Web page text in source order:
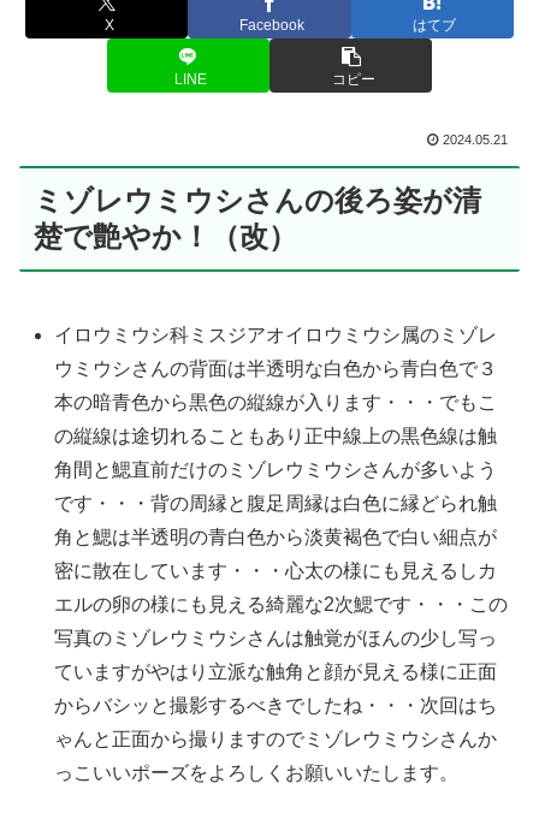
X Facebook はてブ
LINE コピー
2024.05.21
ミゾレウミウシさんの後ろ姿が清
楚で艶やか！（改）
イロウミウシ科ミスジアオイロウミウシ属のミゾレ
ウミウシさんの背面は半透明な白色から青白色で３
本の暗青色から黒色の縦線が入ります・・・でもこ
の縦線は途切れることもあり正中線上の黒色線は触
角間と鰓直前だけのミゾレウミウシさんが多いよう
です・・・背の周縁と腹足周縁は白色に縁どられ触
角と鰓は半透明の青白色から淡黄褐色で白い細点が
密に散在しています・・・心太の様にも見えるしカ
エルの卵の様にも見える綺麗な2次鰓です・・・この
写真のミゾレウミウシさんは触覚がほんの少し写っ
ていますがやはり立派な触角と顔が見える様に正面
からバシッと撮影するべきでしたね・・・次回はち
ゃんと正面から撮りますのでミゾレウミウシさんか
っこいいポーズをよろしくお願いいたします。